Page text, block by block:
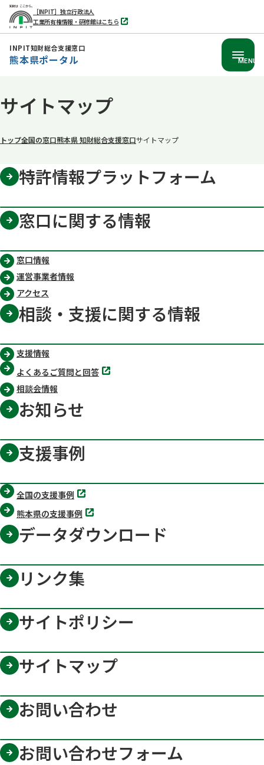
文
へ
［INPIT］独立行政法人
工業所有権情報・研修館はこちら
別
タ
INPIT知財総合支援窓口
熊本県ポータル MENU
サイトマップ
トップ全国の窓口熊本県 知財総合支援窓口サイトマップ
特許情報プラットフォーム
窓口に関する情報
窓口情報
運営事業者情報
アクセス
相談・支援に関する情報
支援情報
よくあるご質問と回答
別
タ
相談会情報
お知らせ
支援事例
全国の支援事例
別
タ
で
開
く
熊本県の支援事例
別
タ
ブ
で
データダウンロード
リンク集
サイトポリシー
サイトマップ
お問い合わせ
お問い合わせフォーム